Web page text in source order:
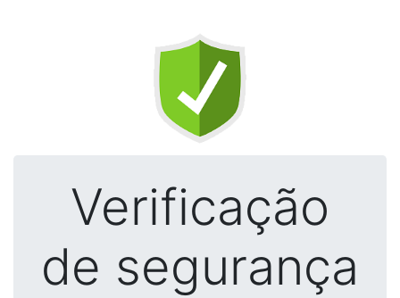
Verificação
de segurança